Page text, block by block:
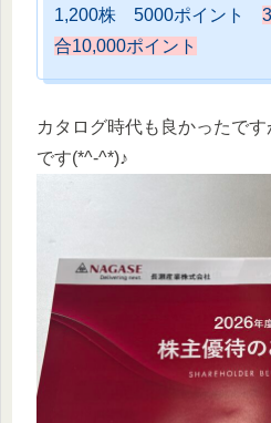
1,200株 5000ポイント
合10,000ポイント
カタログ時代も良かったで
です(*^-^*)♪